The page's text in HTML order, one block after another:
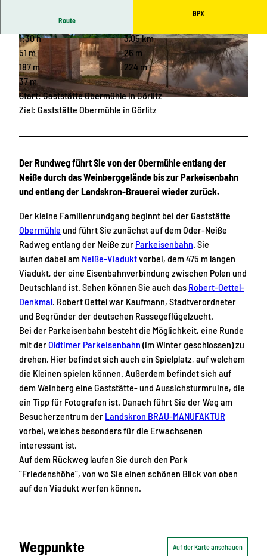
© Lucie Staňková, Archiv Europastadt GörlitzZ
gorzelec GmbH |
© Europastadt GörlitzZgorzelec GmbH |
CC-BY-SA
Route
GPX
1:30 h
3,05 km
51 m
26 m
187 m
224 m
37 m
Start: Gaststätte Obermühle in Görlitz
Ziel: Gaststätte Obermühle in Görlitz
Der Rundweg führt Sie von der Obermühle entlang der
Neiße durch das Weinberggelände bis zur Parkeisenbahn
und entlang der Landskron-Brauerei wieder zurück.
Der kleine Familienrundgang beginnt bei der Gaststätte
Obermühle und führt Sie zunächst auf dem Oder-Neiße
Radweg entlang der Neiße zur Parkeisenbahn. Sie
laufen dabei am Neiße-Viaduktvorbei, dem 475 m langen
Viadukt, der eine Eisenbahnverbindung zwischen Polen und
Deutschland ist. Sehen können Sie auch das Robert-Oettel-
Denkmal. Robert Oettel war Kaufmann, Stadtverordneter
und Begründer der deutschen Rassegeflügelzucht.
Bei der Parkeisenbahn besteht die Möglichkeit, eine Runde
mit derOldtimer Parkeisenbahn (im Winter geschlossen) zu
drehen. Hier befindet sich auch ein Spielplatz, auf welchem
die Kleinen spielen können. Außerdem befindet sich auf
dem Weinberg eine Gaststätte- und Aussichsturmruine, die
ein Tipp für Fotografen ist. Danach führt Sie der Weg am
Besucherzentrum der Landskron BRAU-MANUFAKTUR
vorbei, welches besonders für die Erwachsenen
interessant ist.
Auf dem Rückweg laufen Sie durch den Park
"Friedenshöhe", von wo Sie einen schönen Blick von oben
auf den Viadukt werfen können.
Wegpunkte Auf der Karte anschauen